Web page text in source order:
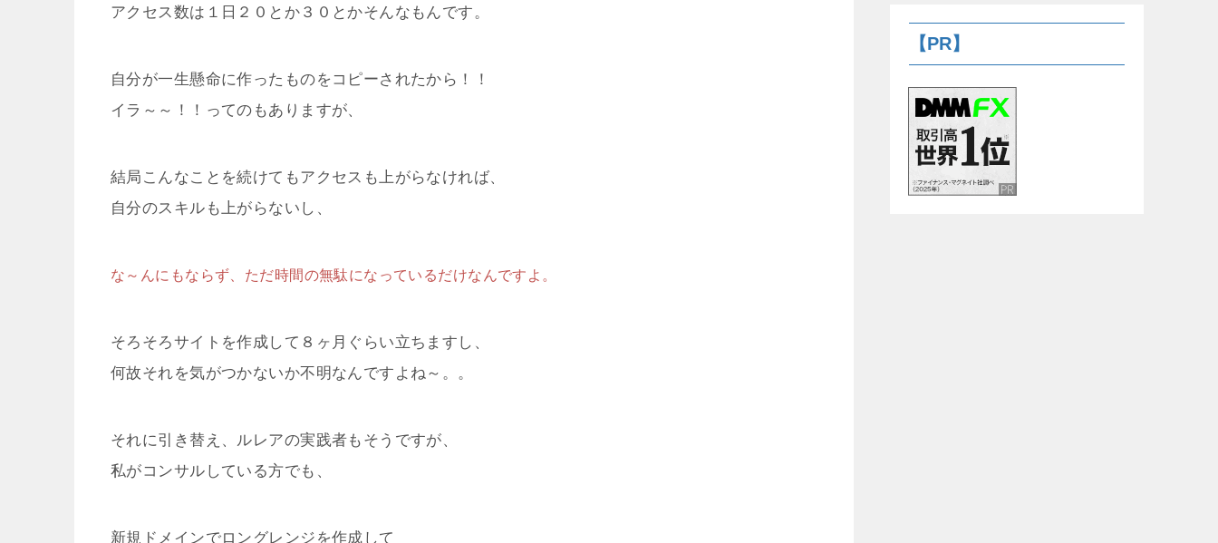
アクセス数は１日２０とか３０とかそんなもんです。
自分が一生懸命に作ったものをコピーされたから！！
イラ～～！！ってのもありますが、
結局こんなことを続けてもアクセスも上がらなければ、
自分のスキルも上がらないし、
な～んにもならず、ただ時間の無駄になっているだけなんですよ。
そろそろサイトを作成して８ヶ月ぐらい立ちますし、
何故それを気がつかないか不明なんですよね～。。
それに引き替え、ルレアの実践者もそうですが、
私がコンサルしている方でも、
新規ドメインでロングレンジを作成して
【PR】